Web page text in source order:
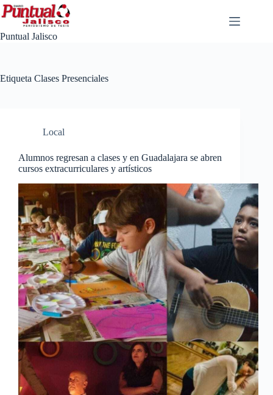
Saltar
al
contenido
Puntual Jalisco
Etiqueta Clases Presenciales
Local
Alumnos regresan a clases y en Guadalajara se abren
cursos extracurriculares y artísticos